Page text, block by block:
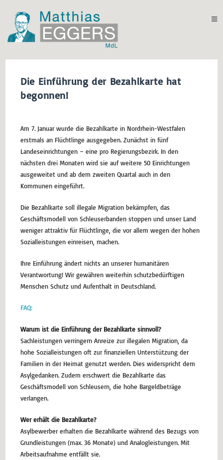
Die Einführung der Bezahlkarte hat
begonnen!
Am 7. Januar wurde die Bezahlkarte in Nordrhein-Westfalen
erstmals an Flüchtlinge ausgegeben. Zunächst in fünf
Landeseinrichtungen – eine pro Regierungsbezirk. In den
nächsten drei Monaten wird sie auf weitere 50 Einrichtungen
ausgeweitet und ab dem zweiten Quartal auch in den
Kommunen eingeführt.
Die Bezahlkarte soll illegale Migration bekämpfen, das
Geschäftsmodell von Schleuserbanden stoppen und unser Land
weniger attraktiv für Flüchtlinge, die vor allem wegen der hohen
Sozialleistungen einreisen, machen.
Ihre Einführung ändert nichts an unserer humanitären
Verantwortung! Wir gewähren weiterhin schutzbedürftigen
Menschen Schutz und Aufenthalt in Deutschland.
FAQ:
Warum ist die Einführung der Bezahlkarte sinnvoll?
Sachleistungen verringern Anreize zur illegalen Migration, da
hohe Sozialleistungen oft zur finanziellen Unterstützung der
Familien in der Heimat genutzt werden. Dies widerspricht dem
Asylgedanken. Zudem erschwert die Bezahlkarte das
Geschäftsmodell von Schleusern, die hohe Bargeldbeträge
verlangen.
Wer erhält die Bezahlkarte?
Asylbewerber erhalten die Bezahlkarte während des Bezugs von
Grundleistungen (max. 36 Monate) und Analogleistungen. Mit
Arbeitsaufnahme entfällt sie.